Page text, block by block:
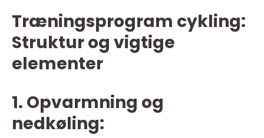
Træningsprogram cykling:
Struktur og vigtige
elementer
1. Opvarmning og
nedkøling: